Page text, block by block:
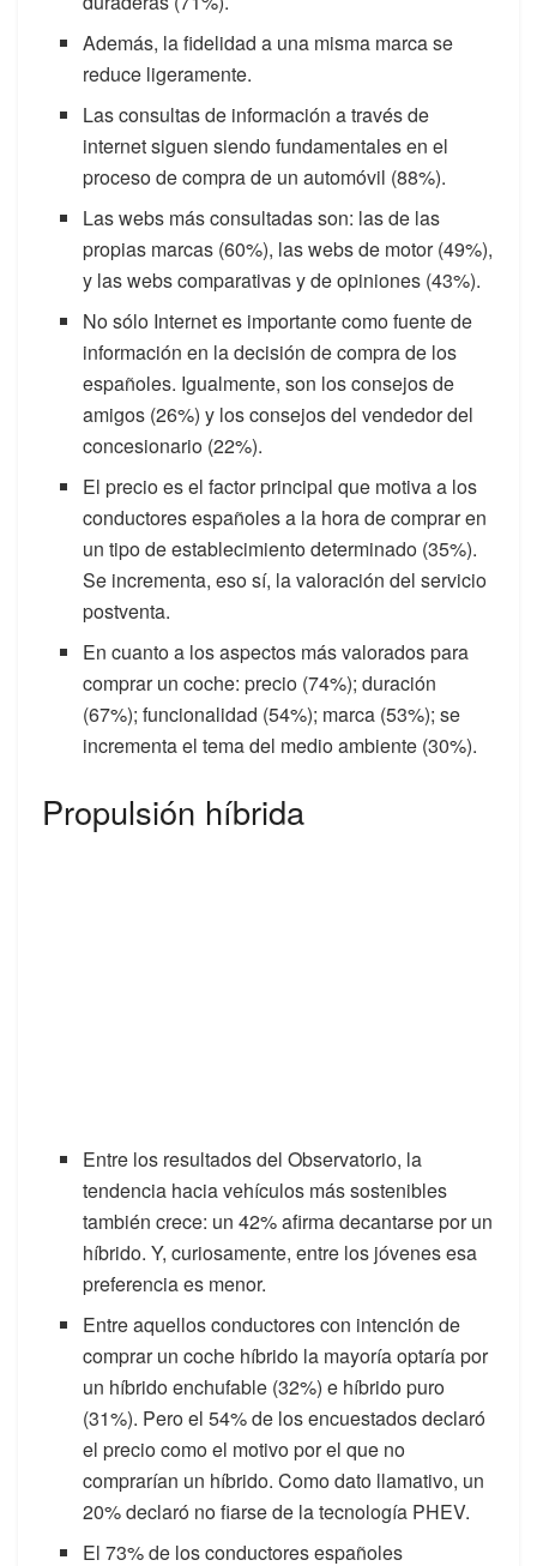
Además, la fidelidad a una misma marca se
reduce ligeramente.
Las consultas de información a través de
internet siguen siendo fundamentales en el
proceso de compra de un automóvil (88%).
Las webs más consultadas son: las de las
propias marcas (60%), las webs de motor (49%),
y las webs comparativas y de opiniones (43%).
No sólo Internet es importante como fuente de
información en la decisión de compra de los
españoles. Igualmente, son los consejos de
amigos (26%) y los consejos del vendedor del
concesionario (22%).
El precio es el factor principal que motiva a los
conductores españoles a la hora de comprar en
un tipo de establecimiento determinado (35%).
Se incrementa, eso sí, la valoración del servicio
postventa.
En cuanto a los aspectos más valorados para
comprar un coche: precio (74%); duración
(67%); funcionalidad (54%); marca (53%); se
incrementa el tema del medio ambiente (30%).
Propulsión híbrida
Entre los resultados del Observatorio, la
tendencia hacia vehículos más sostenibles
también crece: un 42% afirma decantarse por un
híbrido. Y, curiosamente, entre los jóvenes esa
preferencia es menor.
Entre aquellos conductores con intención de
comprar un coche híbrido la mayoría optaría por
un híbrido enchufable (32%) e híbrido puro
(31%). Pero el 54% de los encuestados declaró
el precio como el motivo por el que no
comprarían un híbrido. Como dato llamativo, un
20% declaró no fiarse de la tecnología PHEV.
El 73% de los conductores españoles